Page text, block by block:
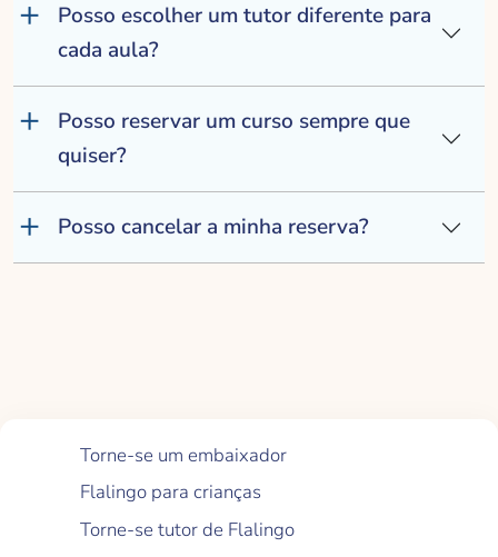
Posso escolher um tutor diferente para
cada aula?
Posso reservar um curso sempre que
quiser?
Posso cancelar a minha reserva?
Torne-se um embaixador
Flalingo para crianças
Torne-se tutor de Flalingo